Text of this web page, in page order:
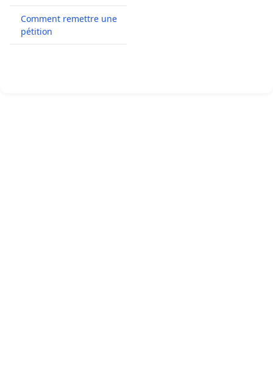
Comment remettre une
pétition